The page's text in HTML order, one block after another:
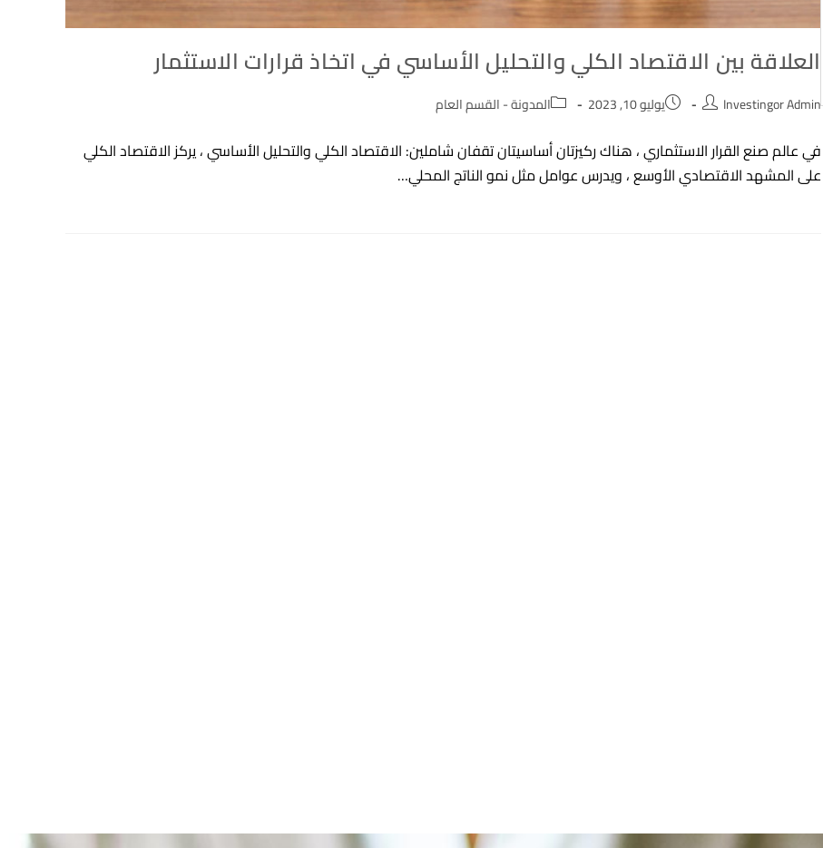
العلاقة بين الاقتصاد الكلي والتحليل الأساسي في اتخاذ قرارات الاستثمار
Post
Investingor Admin
Postيوليو 10, 2023
Postالمدونة - القسم العام
في عالم صنع القرار الاستثماري ، هناك ركيزتان أساسيتان تقفان شاملين: الاقتصاد الكلي والتحليل الأساسي ، يركز الاقتصاد الكلي
على المشهد الاقتصادي الأوسع ، ويدرس عوامل مثل نمو الناتج المحلي…